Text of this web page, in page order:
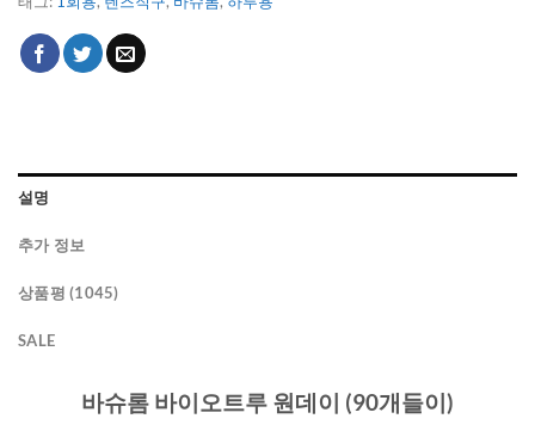
설명
추가 정보
상품평 (1045)
SALE
바슈롬 바이오트루 원데이 (90개들이)